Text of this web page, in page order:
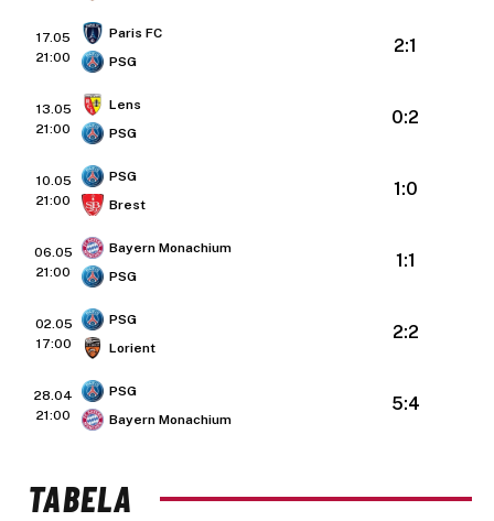
17.05
21:00
Paris FC
PSG
2:1
13.05
21:00
Lens
PSG
0:2
10.05
21:00
PSG
Brest
1:0
06.05
21:00
Bayern Monachium
PSG
1:1
02.05
17:00
PSG
Lorient
2:2
28.04
21:00
PSG
Bayern Monachium
5:4
TABELA